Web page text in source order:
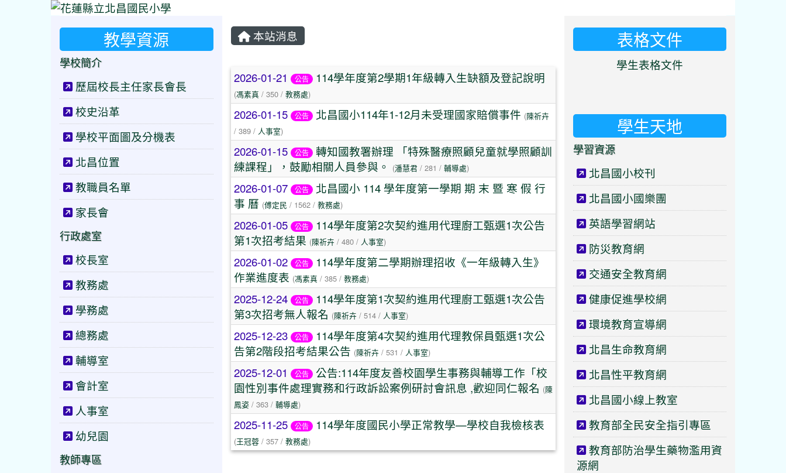
本站消息
文章列表
2026-01-21 公告 114學年度第2學期1年級轉入生缺額及登記說明
(馮素真 / 350 / 教務處)
2026-01-15 公告 北昌國小114年1-12月未受理國家賠償事件 (陳祈卉
/ 389 / 人事室)
2026-01-15 公告
轉知國教署辦理 「特殊醫療照顧兒童就學照顧訓
練課程」，鼓勵相關人員參與。
(潘慧君/ 281 / 輔導處)
2026-01-07 公告
北昌國小 114 學年度第一學期 期 末 暨 寒 假 行
事 曆 (傅定民 / 1562 / 教務處)
2026-01-05 公告
114學年度第2次契約進用代理廚工甄選1次公告
第1次招考結果 (陳祈卉/ 480 / 人事室)
2026-01-02 公告
114學年度第二學期辦理招收《一年級轉入生》
作業進度表 (馮素真 / 385 / 教務處)
2025-12-24 公告
114學年度第1次契約進用代理廚工甄選1次公告
第3次招考無人報名 (陳祈卉/ 514 / 人事室)
2025-12-23 公告
114學年度第4次契約進用代理教保員甄選1次公
告第2階段招考結果公告 (陳祈卉/ 531 / 人事室)
2025-12-01 公告
公告:114年度友善校園學生事務與輔導工作「校
園性別事件處理實務和行政訴訟案例研討會訊息 ,歡迎同仁報名 (陳
鳳姿/ 363 / 輔導處)
2025-11-25 公告 114學年度國民小學正常教學—學校自我檢核表
(王冠蓉/ 357 / 教務處)
教學資源
學校簡介
歷屆校長主任家長會長
校史沿革
學校平面圖及分機表
北昌位置
教職員名單
家長會
行政處室
校長室
教務處
學務處
總務處
輔導室
會計室
人事室
幼兒園
教師專區
表格文件
學生表格文件
學生天地
學習資源
北昌國小校刊
北昌國小國樂團
英語學習網站
防災教育網
交通安全教育網
健康促進學校網
環境教育宣導網
北昌生命教育網
北昌性平教育網
北昌國小線上教室
教育部全民安全指引專區
教育部防治學生藥物濫用資
源網